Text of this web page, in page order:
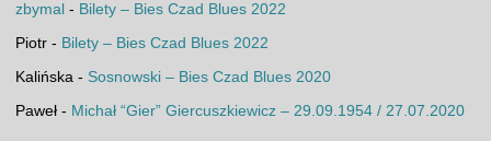
zbymal - Bilety – Bies Czad Blues 2022
Piotr- Bilety – Bies Czad Blues 2022
Kalińska - Sosnowski – Bies Czad Blues 2020
Paweł- Michał “Gier” Giercuszkiewicz – 29.09.1954 / 27.07.2020